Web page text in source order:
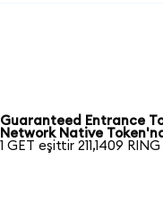
Guaranteed Entrance
Network Native
1 GET eşittir 211,1409 RING